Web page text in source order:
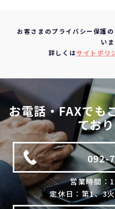
サービス内容の分析、向上
3. 個人情報の第三者へ
ご本人の同意がある場合
法令に基づく場合
利用目的の範囲内で個人情
する場合
人の生命、身体又は財産の
意を得ることが難しいとき
公衆衛生の向上、児童の健全
の同意を得ることが難しいと
国や地方公共団体などに協力
ることによって支障を及ぼす
合併又は譲渡などの事由に
お客さまのプライバシー保護
いま
詳しくはサイトポリ
お電話・FAXでも
ており
092-
営業時間
定休日：第1、3